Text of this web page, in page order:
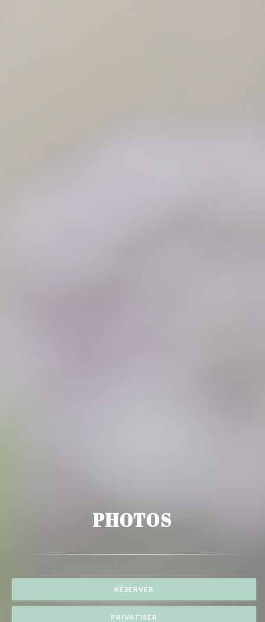
PHOTOS
RÉSERVER
PRIVATISER